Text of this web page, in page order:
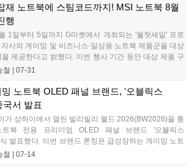
388(Ryzen AI Max+)'과 '라데온 8060S(Radeon
래픽을 탑재해, 영상 편집 및 3D 렌더링은 물론
을 사로잡을 만한 강력한 그래픽 연산 성능을 품
재 노트북에 스팀코드까지! MSI 노트북 8월
행
1일부터 5일까지 G마켓에서 개최되는 '월첫세일' 프로
사의 게이밍 및 비즈니스·일상용 노트북 제품군을 대상
을 제공한다고 밝혔다. 이번 행사 기간 동안 대상 제품 구
쿠폰, 8% 중복 쿠폰, 7% 카드 할인 등의 혜택이 적용된
어 사용자의 환경에 맞춘 선택이 가능하다....
철 | 07-31
노트북 OLED 패널 브랜드, '오블릭스
국서 발표
가 상하이에서 열린 빌리빌리 월드 2026(BW2026)을 통
북 전용 프리미엄 OLED 패널 브랜드 '오블릭스
발표했다. 이번 브랜드 론칭은 급성장하는 게이밍 노트
력을 강화하기 위한 전략으로, 향후 주요 PC 제조사의 고
철 | 07-14